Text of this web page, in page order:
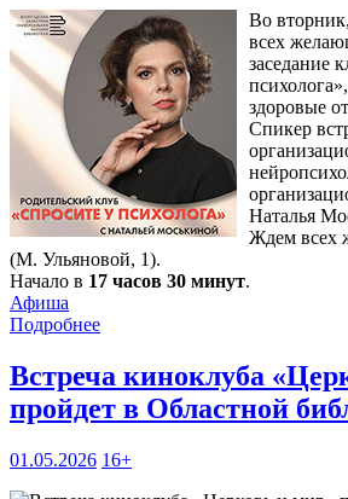
Во вторник,
всех
заседание
здоровые
Спикер
Наталья
Ждем всех
(М. Ульяновой, 1).
Начало в 17 часов 30 минут.
Афиша
Подробнее
Встреча киноклуба
пройдет в Областной
01.05.2026 16+